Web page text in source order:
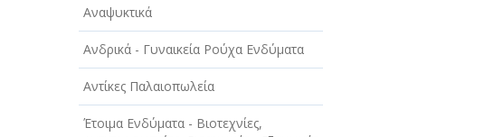
Αναψυκτικά
Ανδρικά - Γυναικεία Ρούχα Ενδύματα
Αντίκες Παλαιοπωλεία
Έτοιμα Ενδύματα - Βιοτεχνίες,